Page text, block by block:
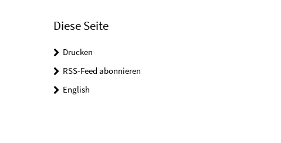
Diese Seite
Drucken
RSS-Feed abonnieren
English